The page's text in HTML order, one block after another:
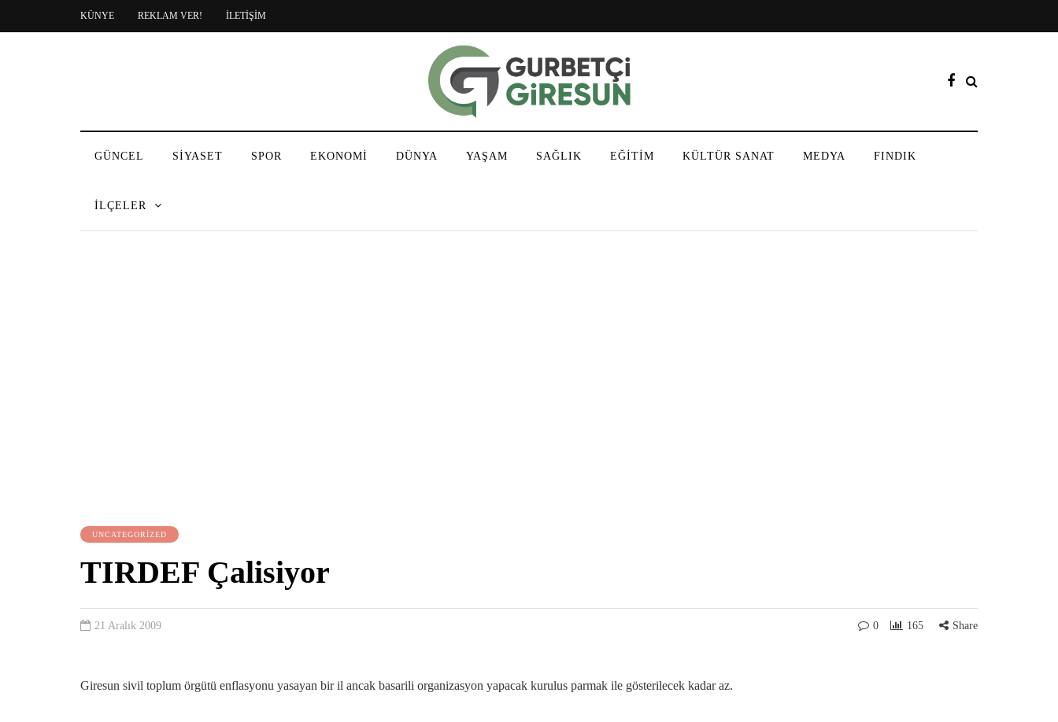
KÜNYE REKLAM VER! İLETİŞİM
GÜNCEL SİYASET SPOR EKONOMİ DÜNYA YAŞAM SAĞLIK EĞİTİM KÜLTÜR SANAT MEDYA FINDIK
İLÇELER
UNCATEGORIZED
TIRDEF Çalisiyor
21 Aralık 2009 0 165 Share
Giresun sivil toplum örgütü enflasyonu yasayan bir il ancak basarili organizasyon yapacak kurulus parmak ile gösterilecek kadar az.